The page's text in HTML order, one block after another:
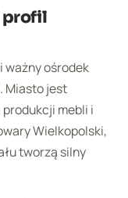
profil
ważny ośrodek
Miasto jest
mebli i
Wielkopolski,
tworzą silny